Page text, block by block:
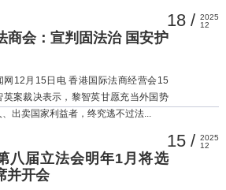
18 /2025
12
商会：宣判固法治 国安护
网12月15日电 香港国际法商经营会15
英案裁决表示，黎智英甘愿充当外国势
出卖国家利益者，终究逃不过法...
15 /2025
12
八届立法会明年1月将选
并开会